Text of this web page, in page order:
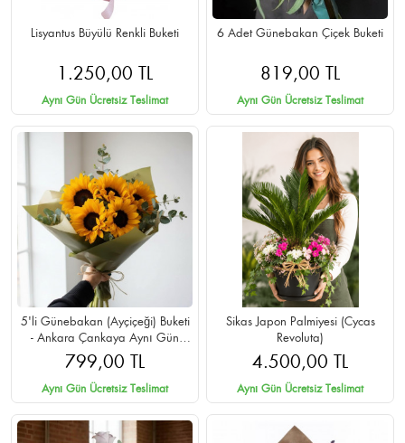
Lisyantus Büyülü Renkli Buketi
1.250,00 TL
Aynı Gün Ücretsiz Teslimat
6 Adet Günebakan Çiçek Buketi
819,00 TL
Aynı Gün Ücretsiz Teslimat
5'li Günebakan (Ayçiçeği) Buketi
- Ankara Çankaya Aynı Gün
Teslimat
799,00 TL
Aynı Gün Ücretsiz Teslimat
Sikas Japon Palmiyesi (Cycas
Revoluta)
4.500,00 TL
Aynı Gün Ücretsiz Teslimat